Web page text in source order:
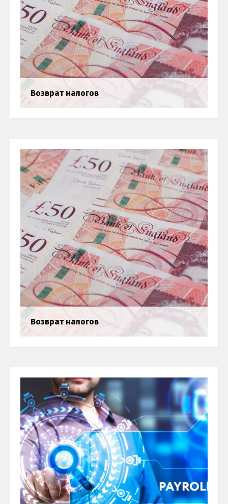
Возврат налогов
Возврат налогов
Switch The Language
Русский English
Українська